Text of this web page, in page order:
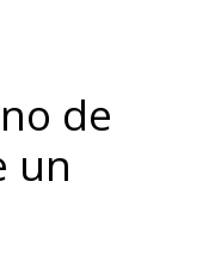
de
un